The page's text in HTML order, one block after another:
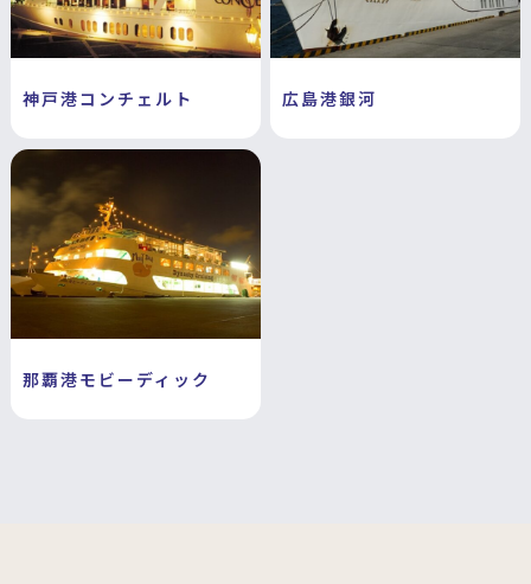
神戸港コンチェルト 広島港銀河
那覇港モビーディック